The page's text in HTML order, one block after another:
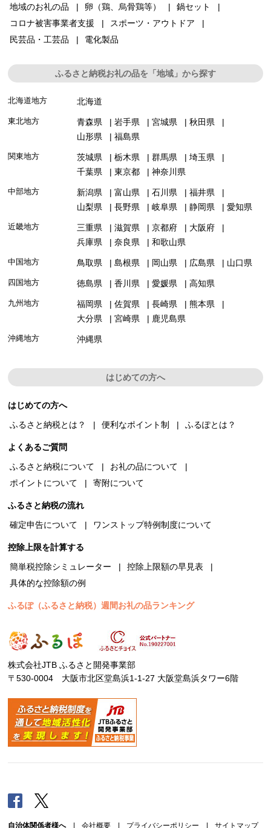
地域のお礼の品
卵（鶏、烏骨鶏等）
鍋セット
コロナ被害事業者支援
スポーツ・アウトドア
民芸品・工芸品
電化製品
ふるさと納税お礼の品を「地域」から探す
北海道地方 北海道
東北地方 青森県 岩手県 宮城県
秋田県
山形県
福島県
関東地方 茨城県 栃木県 群馬県
埼玉県
千葉県
東京都 神奈川県
中部地方 新潟県 富山県 石川県
福井県
山梨県
長野県 岐阜県 静岡県 愛知県
近畿地方 三重県 滋賀県 京都府
大阪府
兵庫県
奈良県 和歌山県
中国地方 鳥取県 島根県 岡山県 広島県 山口県
四国地方 徳島県 香川県 愛媛県 高知県
九州地方 福岡県 佐賀県 長崎県
熊本県
大分県
宮崎県 鹿児島県
沖縄地方 沖縄県
はじめての方へ
はじめての方へ
ふるさと納税とは？
便利なポイント制 ふるぽとは？
よくあるご質問
ふるさと納税について
お礼の品について
ポイントについて
寄附について
ふるさと納税の流れ
確定申告について
ワンストップ特例制度について
控除上限を計算する
簡単税控除シミュレーター
控除上限額の早見表
具体的な控除額の例
ふるぽ（ふるさと納税）週間お礼の品ランキング
株式会社JTB ふるさと開発事業部
〒530-0004 大阪市北区堂島浜1-1-27 大阪堂島浜タワー6階
Facebook
自治体関係者様へ| 会社概要 | プライバシーポリシー | サイトマップ